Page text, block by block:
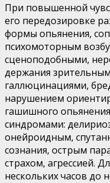
При повышенной
его передозировке
формы опьяне­ния,
психомоторным
сценоподобными,
держания
галлюцинациями,
нарушением
гашишного
синдромами:
онейроидным,
сознания, острым
страхом, агрессией.
нескольких часов до